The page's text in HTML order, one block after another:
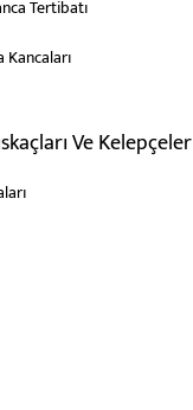
Tertibatı
Kancaları
Ve